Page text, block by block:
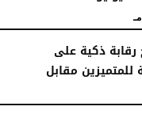
رقابة ذكية على
للمتميزين مقابل